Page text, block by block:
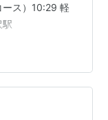
ース）10:29 軽
駅